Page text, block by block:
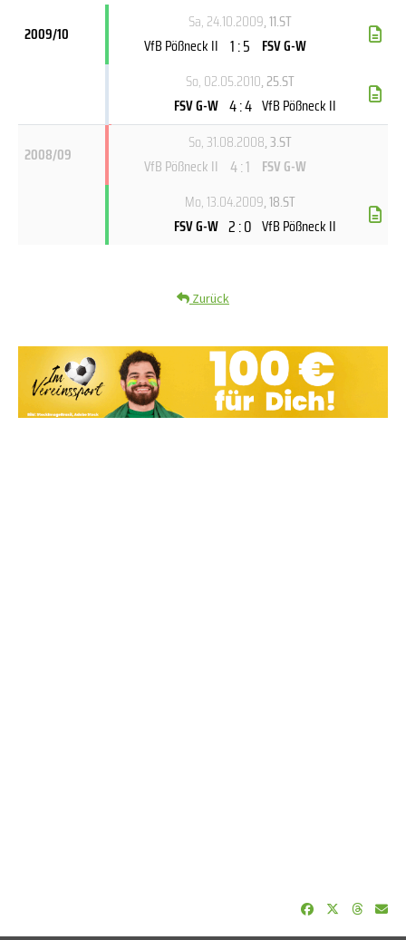
2009/10
Sa, 24.10.2009, 11.ST
VfB Pößneck II 1 : 5 FSV G-W
So, 02.05.2010, 25.ST
FSV G-W 4 : 4 VfB Pößneck II
2008/09
So, 31.08.2008, 3.ST
VfB Pößneck II 4 : 1 FSV G-W
Mo, 13.04.2009, 18.ST
FSV G-W 2 : 0 VfB Pößneck II
Zurück